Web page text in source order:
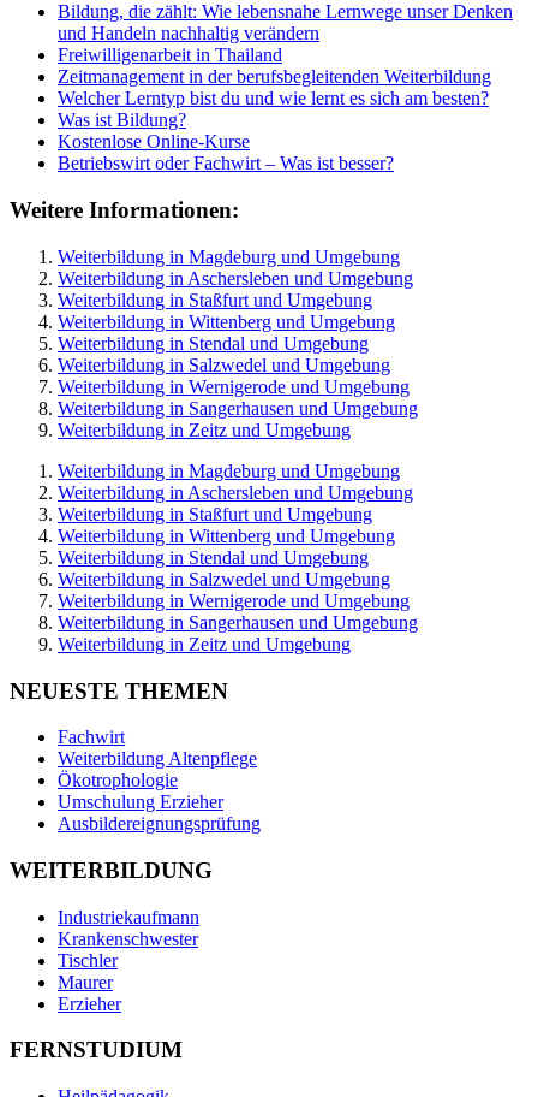
Bildung, die zählt: Wie lebensnahe Lernwege unser Denken
und Handeln nachhaltig verändern
Freiwilligenarbeit in Thailand
Zeitmanagement in der berufsbegleitenden Weiterbildung
Welcher Lerntyp bist du und wie lernt es sich am besten?
Was ist Bildung?
Kostenlose Online-Kurse
Betriebswirt oder Fachwirt – Was ist besser?
Weitere Informationen:
Weiterbildung in Magdeburg und Umgebung
Weiterbildung in Aschersleben und Umgebung
Weiterbildung in Staßfurt und Umgebung
Weiterbildung in Wittenberg und Umgebung
Weiterbildung in Stendal und Umgebung
Weiterbildung in Salzwedel und Umgebung
Weiterbildung in Wernigerode und Umgebung
Weiterbildung in Sangerhausen und Umgebung
Weiterbildung in Zeitz und Umgebung
Weiterbildung in Magdeburg und Umgebung
Weiterbildung in Aschersleben und Umgebung
Weiterbildung in Staßfurt und Umgebung
Weiterbildung in Wittenberg und Umgebung
Weiterbildung in Stendal und Umgebung
Weiterbildung in Salzwedel und Umgebung
Weiterbildung in Wernigerode und Umgebung
Weiterbildung in Sangerhausen und Umgebung
Weiterbildung in Zeitz und Umgebung
NEUESTE THEMEN
Fachwirt
Weiterbildung Altenpflege
Ökotrophologie
Umschulung Erzieher
Ausbildereignungsprüfung
WEITERBILDUNG
Industriekaufmann
Krankenschwester
Tischler
Maurer
Erzieher
FERNSTUDIUM